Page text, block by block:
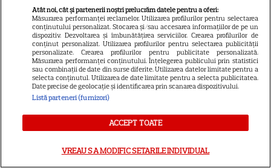
13
VEDETE STRĂINE
Tom Holland, decizie radicală
pentru noul său film! Ce
promisiune a făcut actorul
după momentele virale în care
Atât noi, cât și partenerii noștri prelucrăm datele pentru a oferi:
Măsurarea performanței reclamelor. Utilizarea profilurilor pentru selectarea
conținutului personalizat. Stocarea și/sau accesarea informațiilor de pe un
dispozitiv. Dezvoltarea și îmbunătățirea serviciilor. Crearea profilurilor de
conținut personalizat. Utilizarea profilurilor pentru selectarea publicității
personalizate. Crearea profilurilor pentru publicitate personalizată.
Măsurarea performanței conținutului. Înțelegerea publicului prin statistici
sau combinații de date din surse diferite. Utilizarea datelor limitate pentru a
selecta conținutul. Utilizarea de date limitate pentru a selecta publicitatea.
Date precise de geolocație și identificarea prin scanarea dispozitivului.
Listă parteneri (furnizori)
ACCEPT TOATE
VREAU SA MODIFIC SETARILE INDIVIDUAL